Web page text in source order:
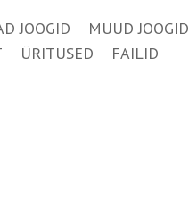
JOOGID
MUUD JOOGID
ÜRITUSED FAILID